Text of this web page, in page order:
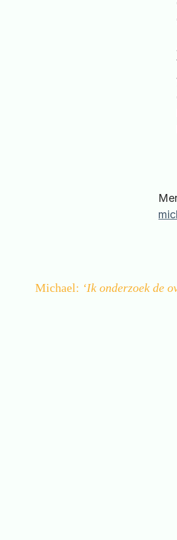
Michael: ‘Ik onderzoek de